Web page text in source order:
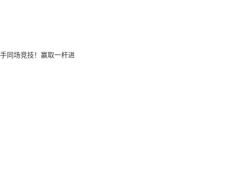
同场竞技！赢取一杆进